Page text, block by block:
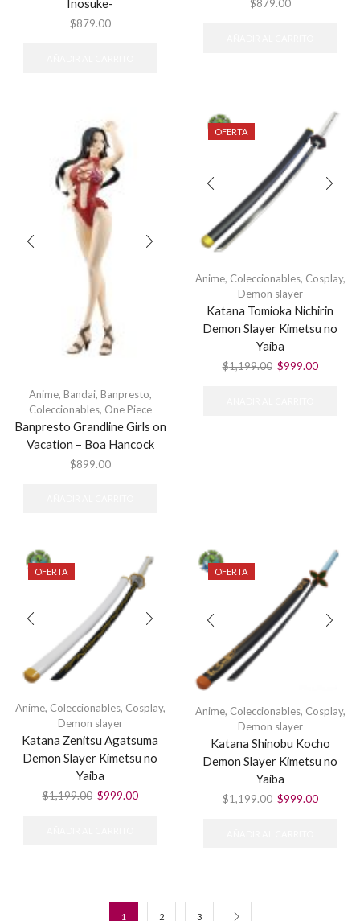
Inosuke-
$879.00
$879.00
Anime, Bandai, Banpresto,
Coleccionables, One Piece
Banpresto Grandline Girls on
Vacation – Boa Hancock
$899.00
OFERTA
Anime, Coleccionables, Cosplay,
Demon slayer
Katana Tomioka Nichirin
Demon Slayer Kimetsu no
Yaiba
$1,199.00 El
$999.00El
OFERTA
Anime, Coleccionables, Cosplay,
Demon slayer
Katana Zenitsu Agatsuma
Demon Slayer Kimetsu no
Yaiba
$1,199.00 El
$999.00El
OFERTA
Anime, Coleccionables, Cosplay,
Demon slayer
Katana Shinobu Kocho
Demon Slayer Kimetsu no
Yaiba
$1,199.00 El
$999.00El
1 2 3